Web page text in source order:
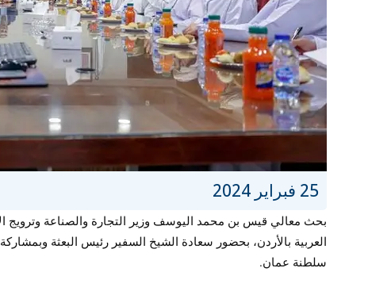
25 فبراير 2024
بحث معالي قيس بن محمد اليوسف وزير التجارة والصناعة وترويج
العربية بالأردن، بحضور سعادة الشيخ السفير رئيس البعثة
سلطنة عمان.